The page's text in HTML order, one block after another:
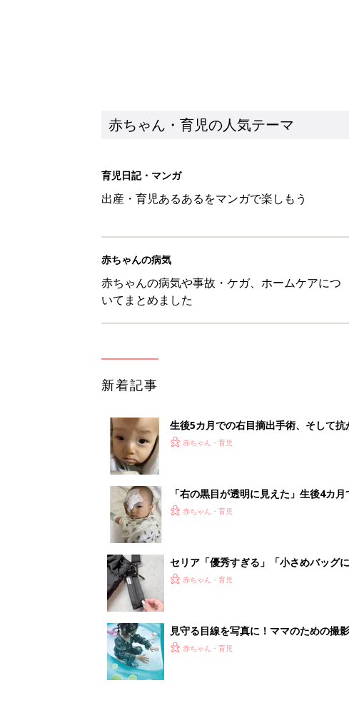
赤ちゃん・育児の人気テーマ
育児日記・マンガ
出産・育児あるあるをマンガで楽しもう
赤ちゃんの病気
赤ちゃんの病気や事故・ケガ、ホームケアにつ
いてまとめました
新着記事
生後5カ月での右目摘出手術、そして
の生活【網膜芽細胞腫】
赤ちゃん・育児
「右の黒目が透明に見えた」生後4カ
芽細胞腫】
赤ちゃん・育児
セリア「優秀すぎる」「小さめバッグ
赤ちゃん・育児
見守る目線を写真に！ママのための撮
赤ちゃん・育児